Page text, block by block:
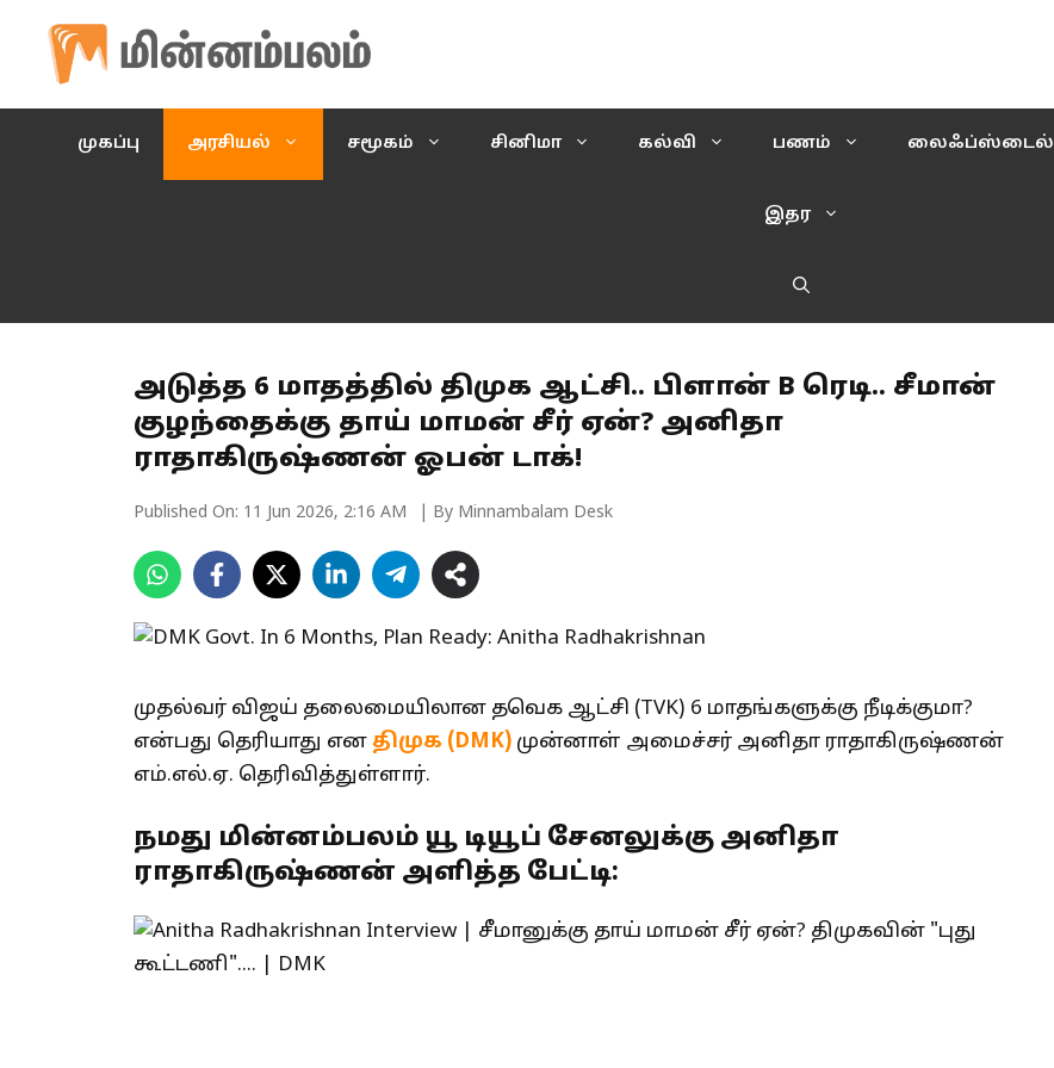
content
முகப்பு அரசியல் சமூகம் சினிமா கல்வி பணம் லைஃப்ஸ்டைல்
இதர
அடுத்த 6 மாதத்தில் திமுக ஆட்சி.. பிளான் B ரெடி.. சீமான்
குழந்தைக்கு தாய் மாமன் சீர் ஏன்? அனிதா
ராதாகிருஷ்ணன் ஓபன் டாக்!
Published On: 11 Jun 2026, 2:16 AM | By Minnambalam Desk
முதல்வர் விஜய் தலைமையிலான தவெக ஆட்சி (TVK) 6 மாதங்களுக்கு நீடிக்குமா?
என்பது தெரியாது என திமுக (DMK) முன்னாள் அமைச்சர் அனிதா ராதாகிருஷ்ணன்
எம்.எல்.ஏ. தெரிவித்துள்ளார்.
நமது மின்னம்பலம் யூ டியூப் சேனலுக்கு அனிதா
ராதாகிருஷ்ணன் அளித்த பேட்டி: